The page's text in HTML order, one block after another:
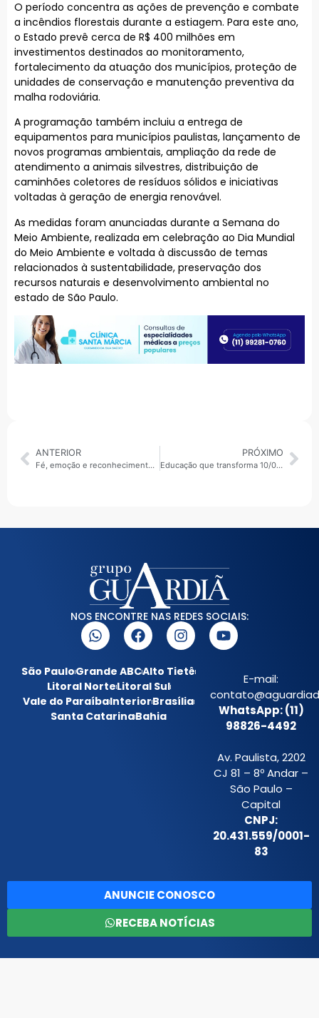
O período concentra as ações de prevenção e combate
a incêndios florestais durante a estiagem. Para este ano,
o Estado prevê cerca de R$ 400 milhões em
investimentos destinados ao monitoramento,
fortalecimento da atuação dos municípios, proteção de
unidades de conservação e manutenção preventiva da
malha rodoviária.
A programação também incluiu a entrega de
equipamentos para municípios paulistas, lançamento de
novos programas ambientais, ampliação da rede de
atendimento a animais silvestres, distribuição de
caminhões coletores de resíduos sólidos e iniciativas
voltadas à geração de energia renovável.
As medidas foram anunciadas durante a Semana do
Meio Ambiente, realizada em celebração ao Dia Mundial
do Meio Ambiente e voltada à discussão de temas
relacionados à sustentabilidade, preservação dos
recursos naturais e desenvolvimento ambiental no
estado de São Paulo.
ANTERIOR
Fé, emoção e reconhecimento marcam os 25 anos de sacerdócio do Padre Alessandro em São Sebastião
PRÓXIMO
Educação que transforma 10/06/2026: Rômulo Canari fala sobre autoconhecimento, propósito e sentido da vida
NOS ENCONTRE NAS REDES SOCIAIS:
São PauloGrande ABCAlto Tietê
Litoral NorteLitoral Sul
Vale do ParaíbaInteriorBrasília
Santa CatarinaBahia
E-mail:
WhatsApp: (11)
98826-4492
Av. Paulista, 2202
CJ 81 – 8º Andar –
São Paulo –
Capital
CNPJ:
20.431.559/0001-
83
ANUNCIE CONOSCO
RECEBA NOTÍCIAS